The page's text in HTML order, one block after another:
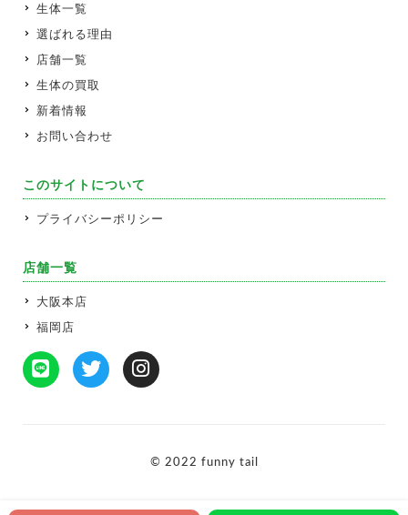
生体一覧
選ばれる理由
店舗一覧
生体の買取
新着情報
お問い合わせ
このサイトについて
プライバシーポリシー
店舗一覧
大阪本店
福岡店
© 2022 funny tail